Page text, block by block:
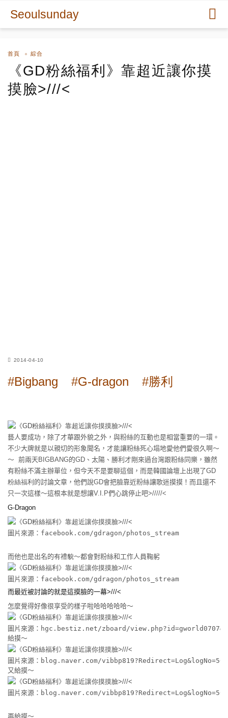
Seoulsunday
首頁 綜合
《GD粉絲福利》靠超近讓你摸
摸臉>///<
2014-04-10
#Bigbang #G-dragon #勝利
藝人要成功，除了才華跟外貌之外，與粉絲的互動也是相當重要的一環。
不少大牌就是以親切的形象聞名，才能讓粉絲死心塌地愛他們愛很久啊～
～ 前兩天BIGBANG的GD、太陽、勝利才剛來過台灣跟粉絲同樂，雖然
有粉絲不滿主辦單位，但今天不是要聊這個，而是韓國論壇上出現了GD
粉絲福利 的討論文章，他們說GD會把臉靠近粉絲讓歌迷摸摸！而且還不
只一次這樣～這根本就是想讓V.I.P們心跳停止吧>/////<
G-Dragon
圖片來源：facebook.com/gdragon/photos_stream
而他也是出名的有禮貌～都會對粉絲和工作人員鞠躬
圖片來源：facebook.com/gdragon/photos_stream
而最近被討論的就是這摸臉的一幕>///<
怎麼覺得好像很享受的樣子啦哈哈哈哈哈～
圖片來源：hgc.bestiz.net/zboard/
給摸～
圖片來源：blog.naver.com/
又給摸～
圖片來源：blog.naver.com/
再給摸～